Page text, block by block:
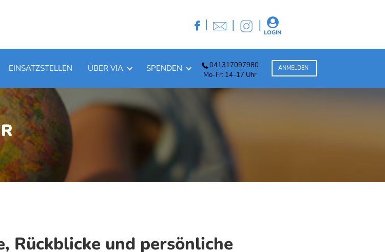
 | | | 
LOGIN
EINSATZSTELLEN ÜBER VIA SPENDEN
041317097980
Mo-Fr: 14-17 Uhr
ANMELDEN
Rückblicke und persönliche